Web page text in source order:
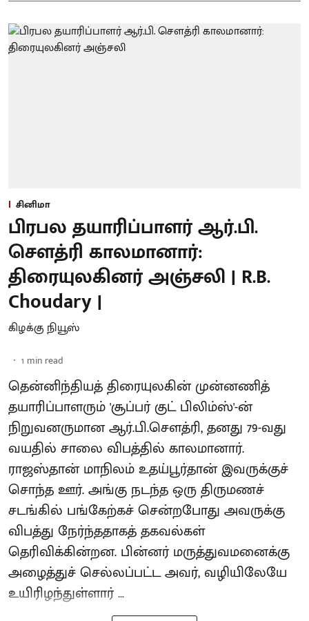
சினிமா
பிரபல தயாரிப்பாளர் ஆர்.பி.
சௌத்ரி காலமானார்:
திரையுலகினர் அஞ்சலி | R.B.
Choudary |
கிழக்கு நியூஸ்
1 min read
தென்னிந்தியத் திரையுலகின் முன்னணித்
தயாரிப்பாளரும் 'சூப்பர் குட் பிலிம்ஸ்'-ன்
நிறுவனருமான ஆர்.பி.சௌத்ரி, தனது 79-வது
வயதில் சாலை விபத்தில் காலமானார்.
ராஜஸ்தான் மாநிலம் உதய்பூர்தான் இவருக்குச்
சொந்த ஊர். அங்கு நடந்த ஒரு திருமணச்
சடங்கில் பங்கேற்கச் சென்றபோது அவருக்கு
விபத்து நேர்ந்ததாகத் தகவல்கள்
தெரிவிக்கின்றன. பின்னர் மருத்துவமனைக்கு
அழைத்துச் செல்லப்பட்ட அவர், வழியிலேயே
உயிரிழந்துள்ளார் ...